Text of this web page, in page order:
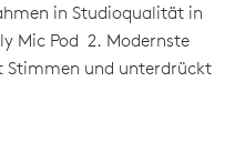
in Studioqualität in
Mic Pod 2. Modernste
Stimmen und unterdrückt